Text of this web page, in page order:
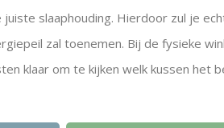
juiste slaaphouding. Hierdoor zul je
zal toenemen. Bij de fysieke
klaar om te kijken welk kussen